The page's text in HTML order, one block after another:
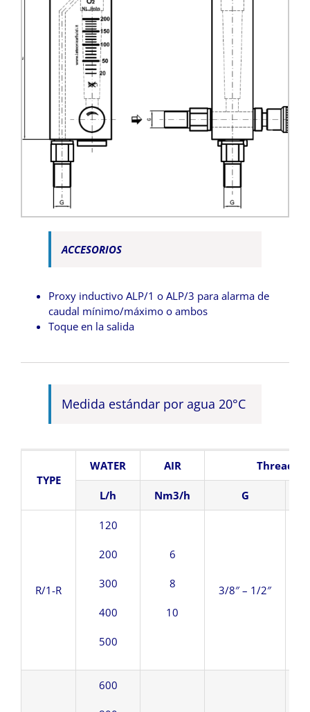
ACCESORIOS
Proxy inductivo ALP/1 o ALP/3 para alarma de
caudal mínimo/máximo o ambos
Toque en la salida
Medida estándar por agua 20°C
TYPE
WATER AIR
L/h Nm3/h G
R/1-R
120
200
300
400
500
6
8
10
3/8″ – 1/2″
600